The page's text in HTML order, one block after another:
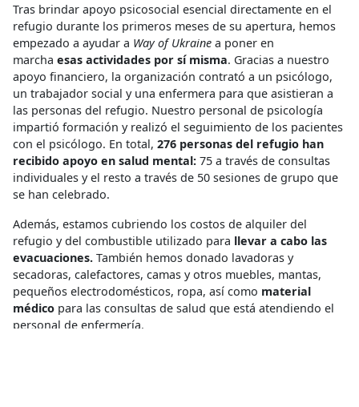
Tras brindar apoyo psicosocial esencial directamente en el
refugio durante los primeros meses de su apertura, hemos
empezado a ayudar a Way of Ukraine a poner en
marcha esas actividades por sí misma. Gracias a nuestro
apoyo financiero, la organización contrató a un psicólogo,
un trabajador social y una enfermera para que asistieran a
las personas del refugio. Nuestro personal de psicología
impartió formación y realizó el seguimiento de los pacientes
con el psicólogo. En total, 276 personas del refugio han
recibido apoyo en salud mental: 75 a través de consultas
individuales y el resto a través de 50 sesiones de grupo que
se han celebrado.
Además, estamos cubriendo los costos de alquiler del
refugio y del combustible utilizado para llevar a cabo las
evacuaciones. También hemos donado lavadoras y
secadoras, calefactores, camas y otros muebles, mantas,
pequeños electrodomésticos, ropa, así como material
médico para las consultas de salud que está atendiendo el
personal de enfermería.